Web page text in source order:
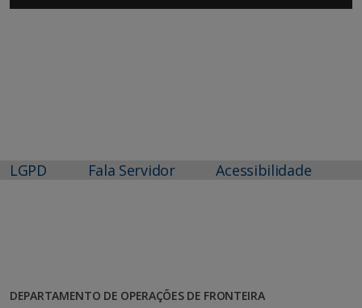
LGPD Fala Servidor Acessibilidade
DEPARTAMENTO DE OPERAÇÕES DE FRONTEIRA